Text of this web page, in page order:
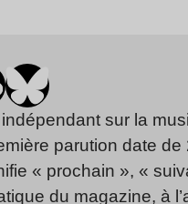
sur la
parution date de
« prochain », «
du magazine, à